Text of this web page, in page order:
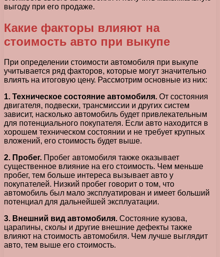
выгоду при его продаже.
Какие факторы влияют на
стоимость авто при выкупе
При определении стоимости автомобиля при выкупе
учитывается ряд факторов, которые могут значительно
влиять на итоговую цену. Рассмотрим основные из них:
1. Техническое состояние автомобиля. От состояния
двигателя, подвески, трансмиссии и других систем
зависит, насколько автомобиль будет привлекательным
для потенциального покупателя. Если авто находится в
хорошем техническом состоянии и не требует крупных
вложений, его стоимость будет выше.
2. Пробег. Пробег автомобиля также оказывает
существенное влияние на его стоимость. Чем меньше
пробег, тем больше интереса вызывает авто у
покупателей. Низкий пробег говорит о том, что
автомобиль был мало эксплуатирован и имеет больший
потенциал для дальнейшей эксплуатации.
3. Внешний вид автомобиля. Состояние кузова,
царапины, сколы и другие внешние дефекты также
влияют на стоимость автомобиля. Чем лучше выглядит
авто, тем выше его стоимость.